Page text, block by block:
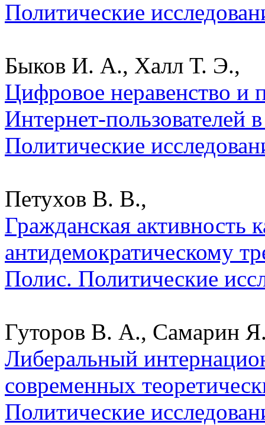
Политические
Быков И. А., Халл Т. Э.,
Цифровое неравенство и
Интернет-пользователей
Политические
Петухов В. В.,
Гражданская активность
антидемократическому
Полис. Политические
Гуторов В. А., Самарин
Либеральный
современных
Политические